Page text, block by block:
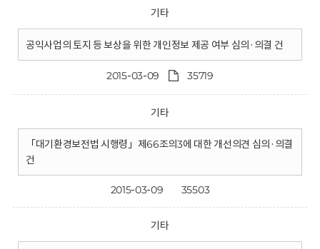
기타
공익사업의 토지 등 보상을 위한 개인정보 제공 여부 심의·의결 건
2015-03-09 35719
기타
「대기환경보전법 시행령」제66조의3에 대한 개선의견 심의·의결
건
2015-03-09 35503
기타